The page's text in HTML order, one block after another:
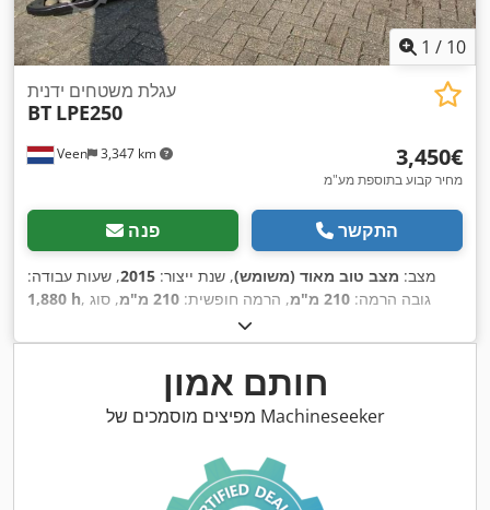
1 / 10
Veen 3,347 km
עגלת משטחים ידנית
BT LPE250
‏3,450 ‏€
מחיר קבוע בתוספת מע"מ
פנה התקשר
מצב: מצב טוב מאוד (משומש), שנת ייצור: 2015, שעות עבודה:
1,880 h
, גובה הרמה: 210 מ"מ , הרמה חופשית: 210 מ"מ
, סוג
2,000 מ"מ
כולל:1,300 מ"מ , צבע:אחר ,
חותם אמון
מפיצים מוסמכים של Machineseeker